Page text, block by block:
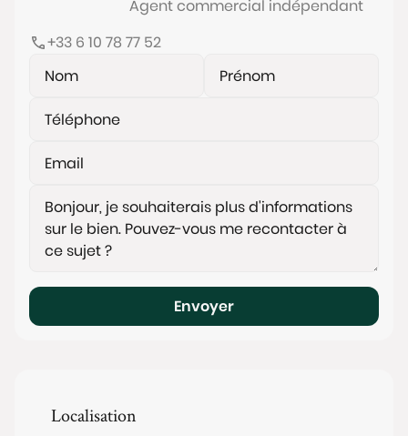
exposé sont disponibles sur le site
Agent commercial indépendant
+33 6 10 78 77 52
Envoyer
Localisation